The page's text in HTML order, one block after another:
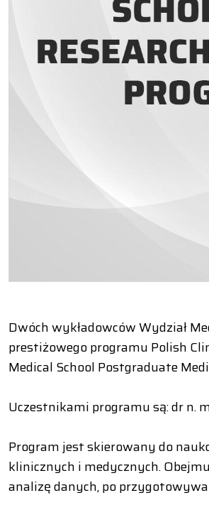
Dwóch wykładowców Wydział
prestiżowego programu Polish
Medical School Postgraduate
Uczestnikami programu są: dr n.
Program jest skierowany do
klinicznych i medycznych.
analizę danych, po